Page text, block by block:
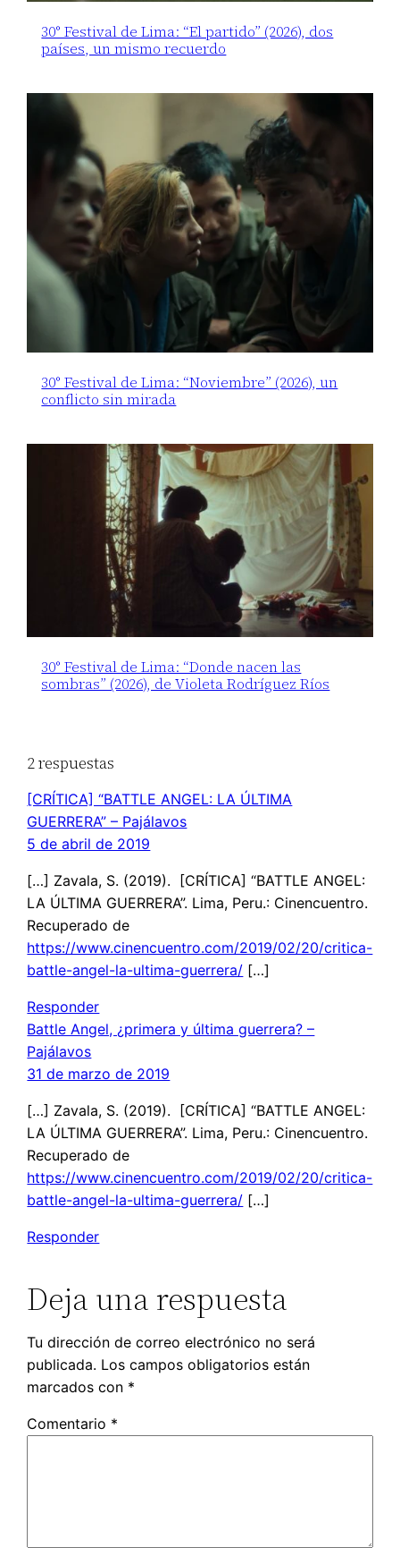
30° Festival de Lima: “El partido” (2026), dos
países, un mismo recuerdo
30° Festival de Lima: “Noviembre” (2026), un
conflicto sin mirada
30° Festival de Lima: “Donde nacen las
sombras” (2026), de Violeta Rodríguez Ríos
2 respuestas
[CRÍTICA] “BATTLE ANGEL: LA ÚLTIMA
GUERRERA” – Pajálavos
5 de abril de 2019
[…] Zavala, S. (2019). [CRÍTICA] “BATTLE ANGEL:
LA ÚLTIMA GUERRERA”. Lima, Peru.: Cinencuentro.
Recuperado de
https://www.cinencuentro.com/2019/02/20/critica-
battle-angel-la-ultima-guerrera/ […]
Responder
Battle Angel, ¿primera y última guerrera? –
Pajálavos
31 de marzo de 2019
[…] Zavala, S. (2019). [CRÍTICA] “BATTLE ANGEL:
LA ÚLTIMA GUERRERA”. Lima, Peru.: Cinencuentro.
Recuperado de
https://www.cinencuentro.com/2019/02/20/critica-
battle-angel-la-ultima-guerrera/ […]
Responder
Deja una respuesta
Tu dirección de correo electrónico no será
publicada. Los campos obligatorios están
marcados con *
Comentario *